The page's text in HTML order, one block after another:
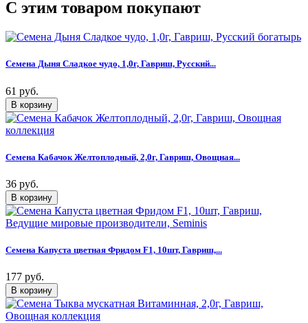
C этим товаром покупают
Семена Дыня Сладкое чудо, 1,0г, Гавриш, Русский...
61 руб.
Семена Кабачок Желтоплодный, 2,0г, Гавриш, Овощная...
36 руб.
Семена Капуста цветная Фридом F1, 10шт, Гавриш,...
177 руб.